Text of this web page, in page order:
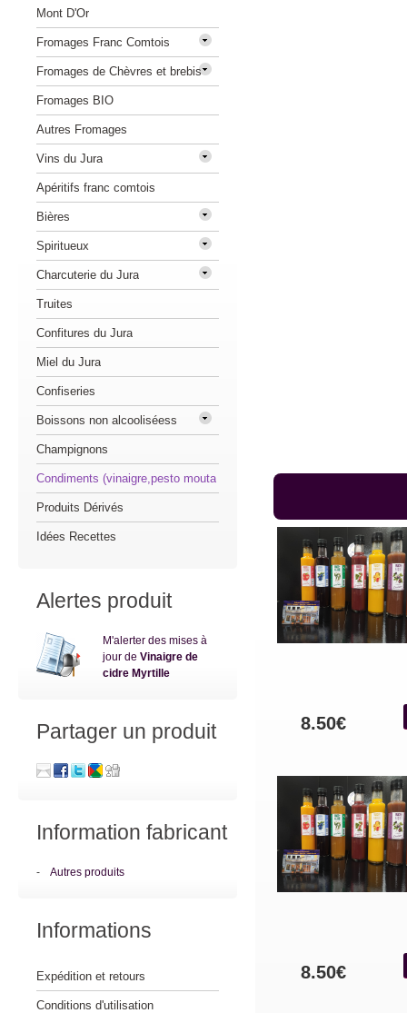
8.50€
8.50€
Mont D'Or
Fromages Franc Comtois
Fromages de Chèvres et brebis
Fromages BIO
Autres Fromages
Vins du Jura
Apéritifs franc comtois
Bières
Spiritueux
Charcuterie du Jura
Truites
Confitures du Jura
Miel du Jura
Confiseries
Boissons non alcooliséess
Champignons
Condiments (vinaigre,pesto mouta
Produits Dérivés
Idées Recettes
Alertes produit
M'alerter des mises à
jour de Vinaigre de
cidre Myrtille
Partager un produit
Information fabricant
- Autres produits
Informations
Expédition et retours
Conditions d'utilisation